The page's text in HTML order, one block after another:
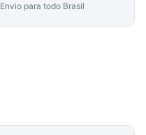
Envio para todo Brasil